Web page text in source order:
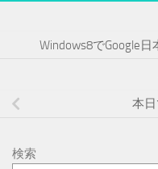
Windows8でGoogle
本
検索